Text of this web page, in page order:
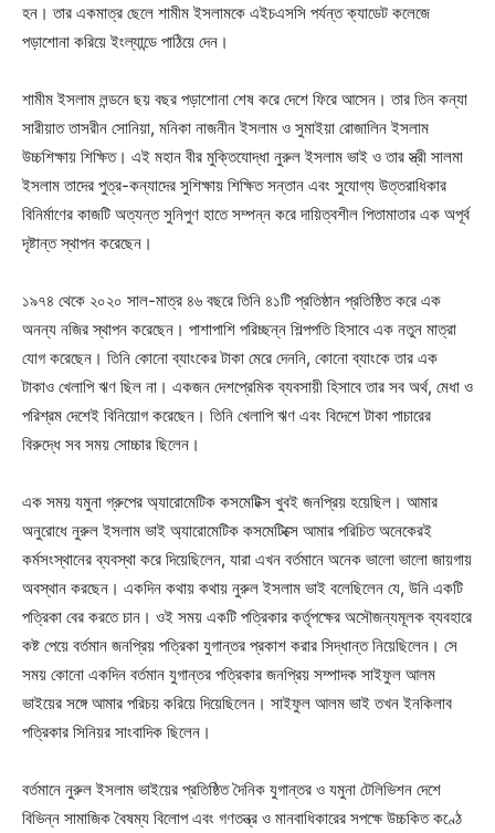
হন। তার একমাত্র ছেলে শামীম ইসলামকে এইচএসসি পর্যন্ত ক্যাডেট কলেজে
পড়াশোনা করিয়ে ইংল্যান্ডে পাঠিয়ে দেন।
শামীম ইসলাম লন্ডনে ছয় বছর পড়াশোনা শেষ করে দেশে ফিরে আসেন। তার তিন কন্যা
সারীয়াত তাসরীন সোনিয়া, মনিকা নাজনীন ইসলাম ও সুমাইয়া রোজালিন ইসলাম
উচ্চশিক্ষায় শিক্ষিত। এই মহান বীর মুক্তিযোদ্ধা নুরুল ইসলাম ভাই ও তার স্ত্রী সালমা
ইসলাম তাদের পুত্র-কন্যাদের সুশিক্ষায় শিক্ষিত সন্তান এবং সুযোগ্য উত্তরাধিকার
বিনির্মাণের কাজটি অত্যন্ত সুনিপুণ হাতে সম্পন্ন করে দায়িত্বশীল পিতামাতার এক অপূর্ব
দৃষ্টান্ত স্থাপন করেছেন।
১৯৭৪ থেকে ২০২০ সাল-মাত্র ৪৬ বছরে তিনি ৪১টি প্রতিষ্ঠান প্রতিষ্ঠিত করে এক
অনন্য নজির স্থাপন করেছেন। পাশাপাশি পরিচ্ছন্ন শিল্পপতি হিসাবে এক নতুন মাত্রা
যোগ করেছেন। তিনি কোনো ব্যাংকের টাকা মেরে দেননি, কোনো ব্যাংকে তার এক
টাকাও খেলাপি ঋণ ছিল না। একজন দেশপ্রেমিক ব্যবসায়ী হিসাবে তার সব অর্থ, মেধা ও
পরিশ্রম দেশেই বিনিয়োগ করেছেন। তিনি খেলাপি ঋণ এবং বিদেশে টাকা পাচারের
বিরুদ্ধে সব সময় সোচ্চার ছিলেন।
এক সময় যমুনা গ্রুপের অ্যারোমেটিক কসমেটিক্স খুবই জনপ্রিয় হয়েছিল। আমার
অনুরোধে নুরুল ইসলাম ভাই অ্যারোমেটিক কসমেটিক্সে আমার পরিচিত অনেকেরই
কর্মসংস্থানের ব্যবস্থা করে দিয়েছিলেন, যারা এখন বর্তমানে অনেক ভালো ভালো জায়গায়
অবস্থান করছেন। একদিন কথায় কথায় নুরুল ইসলাম ভাই বলেছিলেন যে, উনি একটি
পত্রিকা বের করতে চান। ওই সময় একটি পত্রিকার কর্তৃপক্ষের অসৌজন্যমূলক ব্যবহারে
কষ্ট পেয়ে বর্তমান জনপ্রিয় পত্রিকা যুগান্তর প্রকাশ করার সিদ্ধান্ত নিয়েছিলেন। সে
সময় কোনো একদিন বর্তমান যুগান্তর পত্রিকার জনপ্রিয় সম্পাদক সাইফুল আলম
ভাইয়ের সঙ্গে আমার পরিচয় করিয়ে দিয়েছিলেন। সাইফুল আলম ভাই তখন ইনকিলাব
পত্রিকার সিনিয়র সাংবাদিক ছিলেন।
বর্তমানে নুরুল ইসলাম ভাইয়ের প্রতিষ্ঠিত দৈনিক যুগান্তর ও যমুনা টেলিভিশন দেশে
বিভিন্ন সামাজিক বৈষম্য বিলোপ এবং গণতন্ত্র ও মানবাধিকারের সপক্ষে উচ্চকিত কণ্ঠে